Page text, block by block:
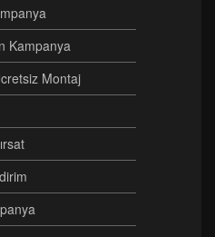
Kampanya
Montaj